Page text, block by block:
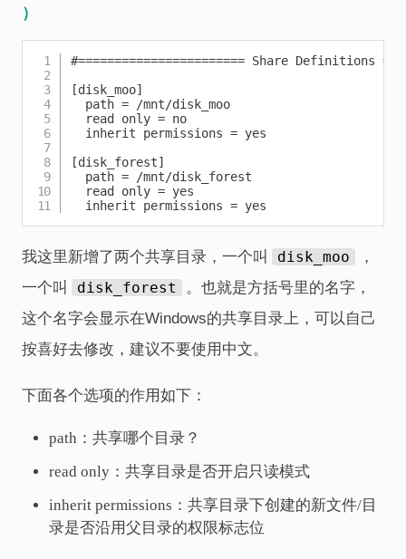
）
#======================= Share Definitions
[disk_moo]
  path = /mnt/disk_moo
  read only = no
  inherit permissions = yes
[disk_forest]
  path = /mnt/disk_forest
  read only = yes
  inherit permissions = yes
Copy
我这里新增了两个共享目录，一个叫 disk_moo
，
一个叫
disk_forest
。也就是方括号里的名字，
这个名字会显示在Windows的共享目录上，可以自己
按喜好去修改，建议不要使用中文。
下面各个选项的作用如下：
path：共享哪个目录？
read only：共享目录是否开启只读模式
inherit permissions：共享目录下创建的新文件/目
录是否沿用父目录的权限标志位